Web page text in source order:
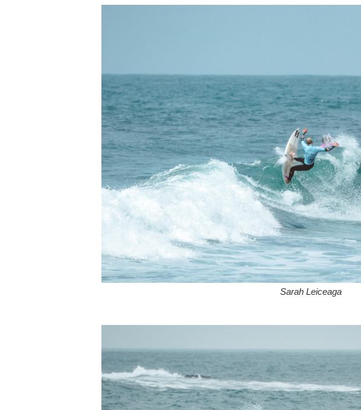
Sarah Leiceaga